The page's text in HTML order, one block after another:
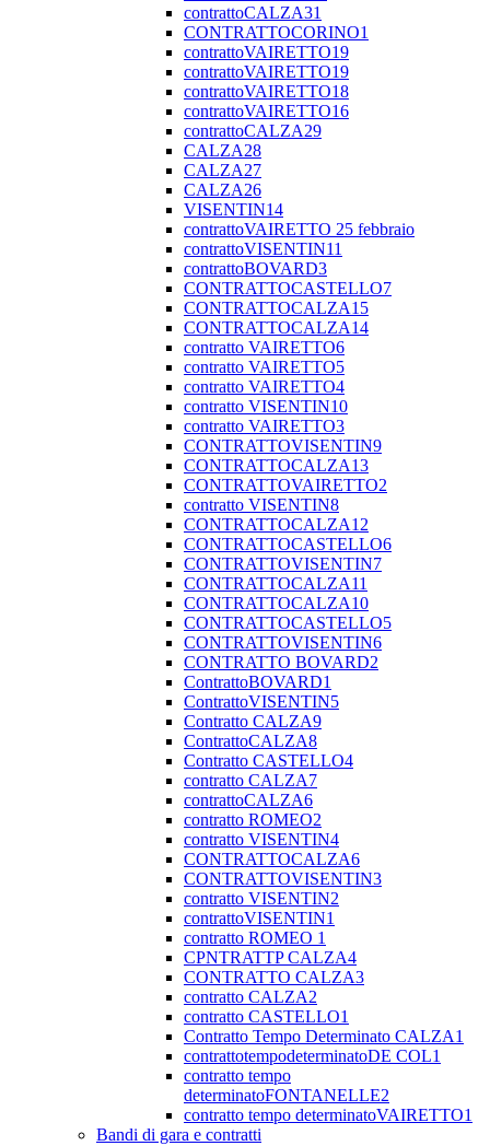
contrattoCALZA31
CONTRATTOCORINO1
contrattoVAIRETTO19
contrattoVAIRETTO19
contrattoVAIRETTO18
contrattoVAIRETTO16
contrattoCALZA29
CALZA28
CALZA27
CALZA26
VISENTIN14
contrattoVAIRETTO 25 febbraio
contrattoVISENTIN11
contrattoBOVARD3
CONTRATTOCASTELLO7
CONTRATTOCALZA15
CONTRATTOCALZA14
contratto VAIRETTO6
contratto VAIRETTO5
contratto VAIRETTO4
contratto VISENTIN10
contratto VAIRETTO3
CONTRATTOVISENTIN9
CONTRATTOCALZA13
CONTRATTOVAIRETTO2
contratto VISENTIN8
CONTRATTOCALZA12
CONTRATTOCASTELLO6
CONTRATTOVISENTIN7
CONTRATTOCALZA11
CONTRATTOCALZA10
CONTRATTOCASTELLO5
CONTRATTOVISENTIN6
CONTRATTO BOVARD2
ContrattoBOVARD1
ContrattoVISENTIN5
Contratto CALZA9
ContrattoCALZA8
Contratto CASTELLO4
contratto CALZA7
contrattoCALZA6
contratto ROMEO2
contratto VISENTIN4
CONTRATTOCALZA6
CONTRATTOVISENTIN3
contratto VISENTIN2
contrattoVISENTIN1
contratto ROMEO 1
CPNTRATTP CALZA4
CONTRATTO CALZA3
contratto CALZA2
contratto CASTELLO1
Contratto Tempo Determinato CALZA1
contrattotempodeterminatoDE COL1
contratto tempo
determinatoFONTANELLE2
contratto tempo determinatoVAIRETTO1
Bandi di gara e contratti